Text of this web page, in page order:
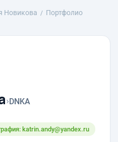
Новикова
Портфолио
›DNKA
katrin.andy@yandex.ru